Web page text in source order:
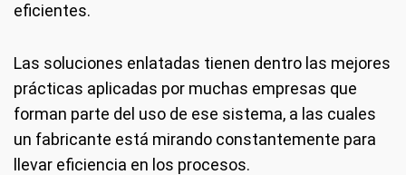
eficientes.
Las soluciones enlatadas tienen dentro las mejores
prácticas aplicadas por muchas empresas que
forman parte del uso de ese sistema, a las cuales
un fabricante está mirando constantemente para
llevar eficiencia en los procesos.